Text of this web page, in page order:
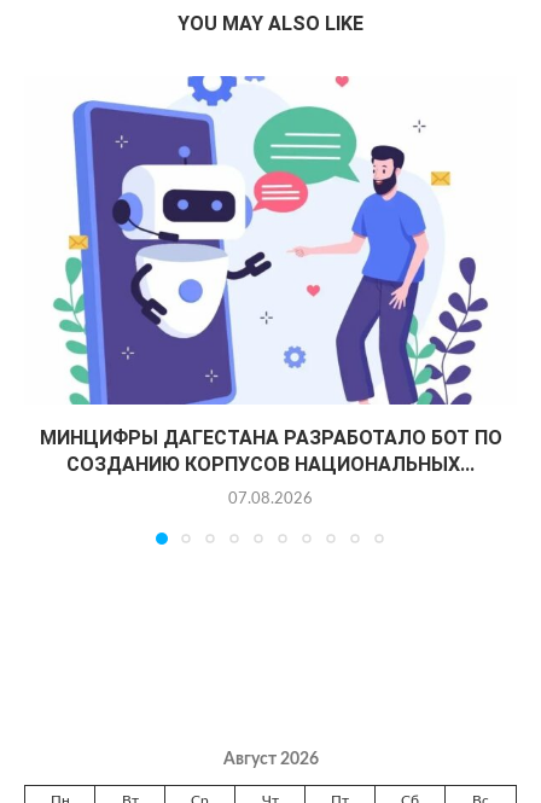
YOU MAY ALSO LIKE
МИНЦИФРЫ ДАГЕСТАНА РАЗРАБОТАЛО БОТ ПО
СОЗДАНИЮ КОРПУСОВ НАЦИОНАЛЬНЫХ...
07.08.2026
Август 2026